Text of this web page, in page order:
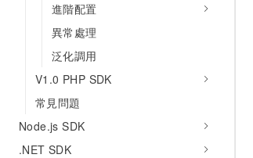
進階配置
異常處理
泛化調用
V1.0 PHP SDK
常見問題
Node.js SDK
.NET SDK